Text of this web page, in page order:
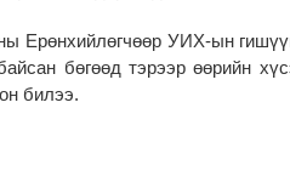
Ерөнхийлөгчөөр УИХ-ын
бөгөөд тэрээр өөрийн
билээ.